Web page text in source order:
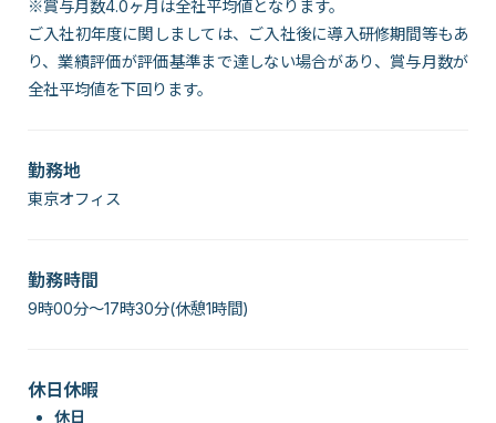
※賞与月数4.0ヶ月は全社平均値となります。
ご入社初年度に関しましては、ご入社後に導入研修期間等もあ
り、業績評価が評価基準まで達しない場合があり、賞与月数が
全社平均値を下回ります。
勤務地
東京オフィス
勤務時間
9時00分～17時30分(休憩1時間)
休日休暇
休日